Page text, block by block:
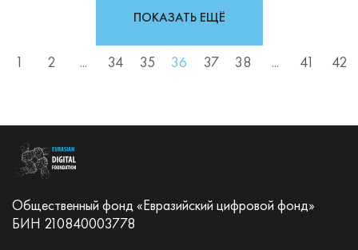
1 2 ... 34 35 36 37 38 ... 41 42
ПОКАЗАТЬ ЕЩЁ
Общественный фонд «Евразийский цифровой фонд»
БИН 210840003778